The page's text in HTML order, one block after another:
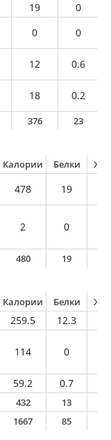
19
0
0
0
12
0.6
18
0.2
376 23
Калории Белки
478 19
2 0
480 19
Калории Белки
259.5 12.3
114 0
59.2 0.7
432 13
1667 85